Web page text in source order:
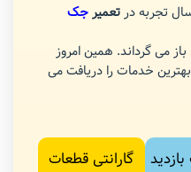
تعمیرجک
می گرداند. همین امروز
خدمات را دریافت می
گارانتی قطعات